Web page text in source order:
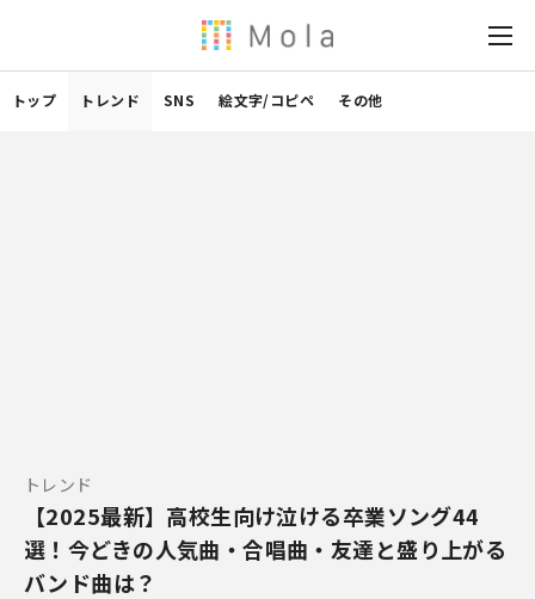
トップ トレンド SNS 絵文字/コピペ その他
トレンド
【2025最新】高校生向け泣ける卒業ソング44
選！今どきの人気曲・合唱曲・友達と盛り上がる
バンド曲は？